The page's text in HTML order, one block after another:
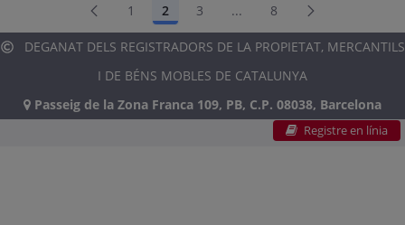
Pàgina
1 Pàgina
2 Pàgina
3 ...Pàgines intermèdies
Pàgina
8
DEGANAT DELS REGISTRADORS DE LA PROPIETAT, MERCANTILS
I DE BÉNS MOBLES DE CATALUNYA
Passeig de la Zona Franca 109, PB, C.P. 08038, Barcelona
Registre en línia